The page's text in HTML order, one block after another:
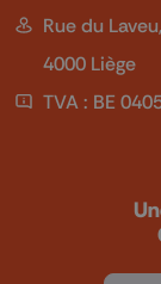
Rue du
4000 Liège
TVA : BE